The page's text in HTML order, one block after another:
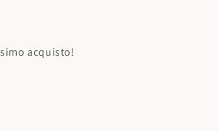
acquisto!